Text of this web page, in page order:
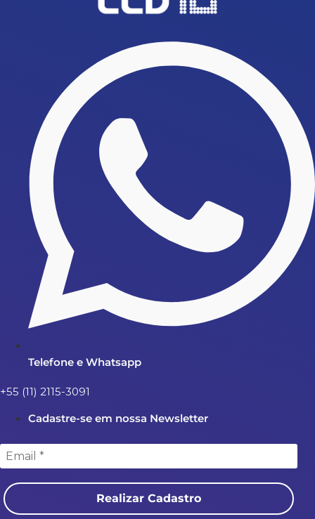
Telefone e Whatsapp
+55 (11) 2115-3091
Cadastre-se em nossa Newsletter
Realizar Cadastro